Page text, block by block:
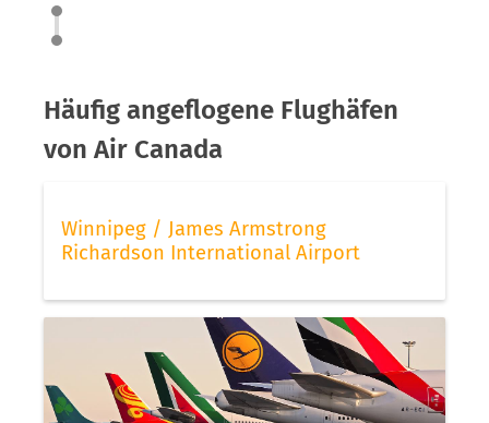
Häufig angeflogene Flughäfen
von Air Canada
Winnipeg / James Armstrong
Richardson International Airport